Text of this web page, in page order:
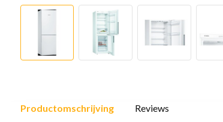
Productomschrijving Reviews